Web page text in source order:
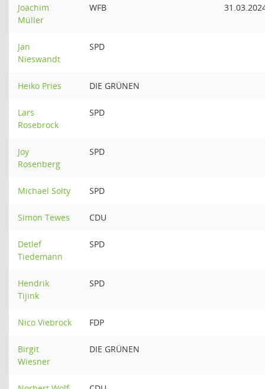
Joachim
Müller
WFB
Jan
Nieswandt
SPD
Heiko Pries DIE GRÜNEN
Lars
Rosebrock
SPD
Joy
Rosenberg
SPD
Michael Solty SPD
Simon Tewes CDU
Detlef
Tiedemann
SPD
Hendrik
Tijink
SPD
Nico Viebrock FDP
Birgit
Wiesner
DIE GRÜNEN